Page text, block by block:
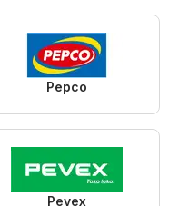
Pepco
Pevex